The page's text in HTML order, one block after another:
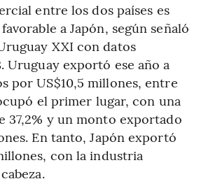
entre los dos países es
a Japón, según señaló
XXI con datos
Uruguay exportó ese año a
por US$10,5 millones, entre
el primer lugar, con una
37,2% y un monto exportado
En tanto, Japón exportó
con la industria